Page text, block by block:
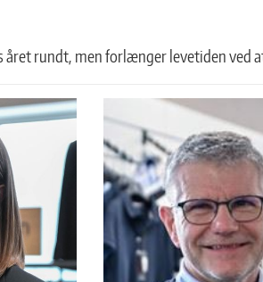
året rundt, men forlænger levetiden ved